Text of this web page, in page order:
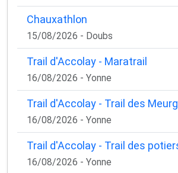
Chauxathlon
15/08/2026 - Doubs
Trail d'Accolay - Maratrail
16/08/2026 - Yonne
Trail d'Accolay - Trail des
16/08/2026 - Yonne
Trail d'Accolay - Trail des
16/08/2026 - Yonne